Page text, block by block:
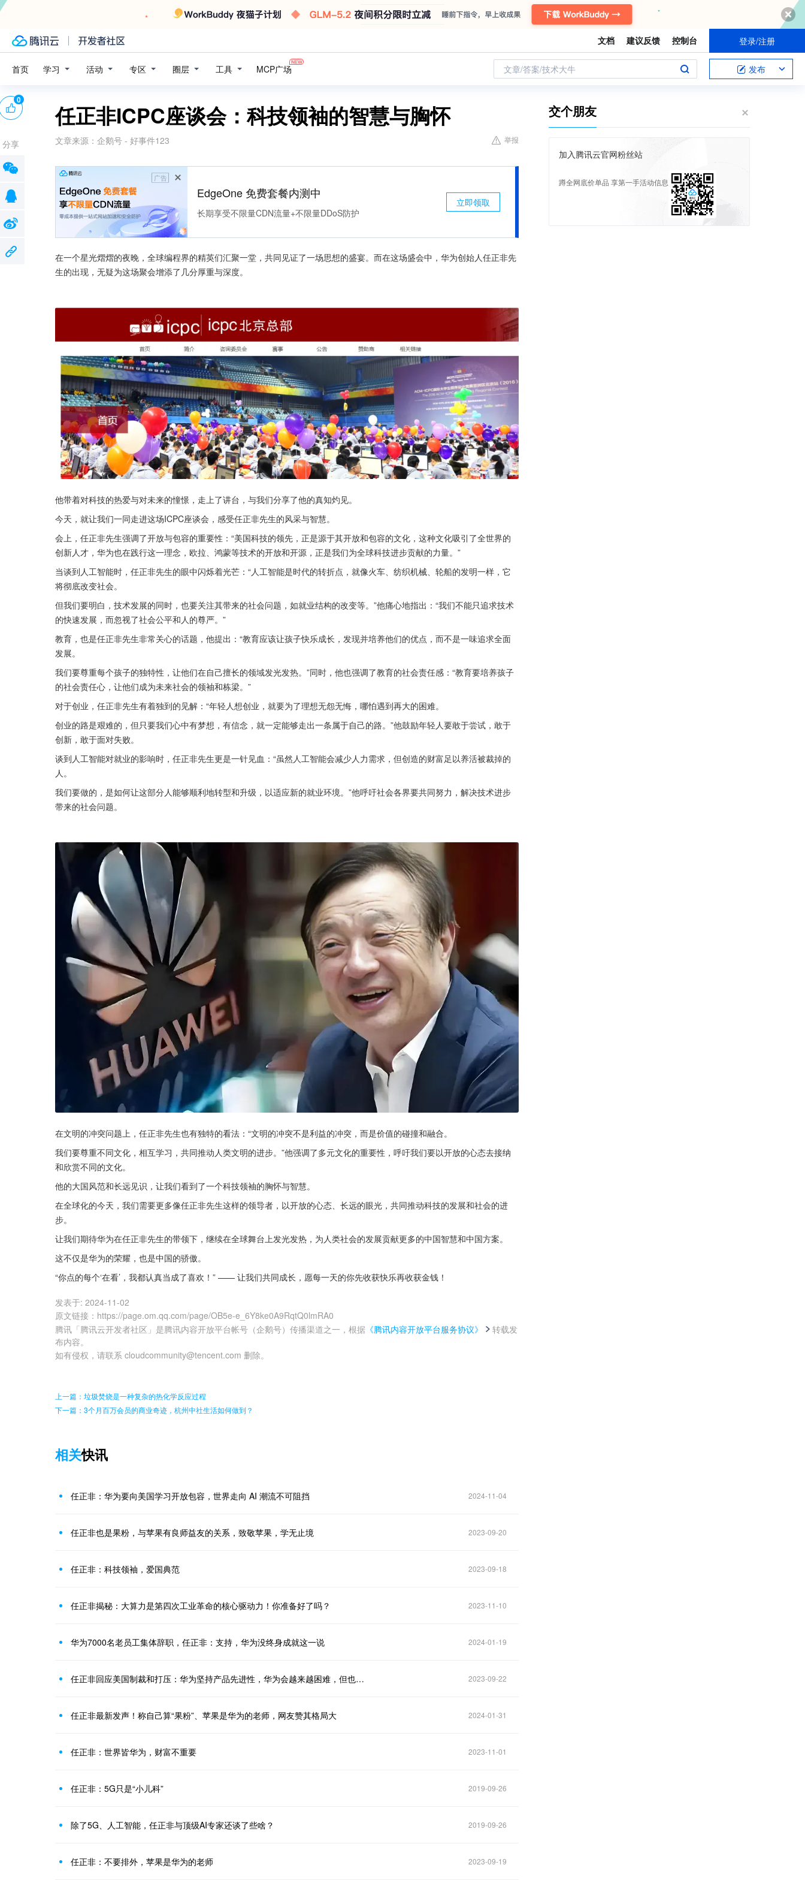
文档 建议反馈 控制台 登录/注册
首页 学习 活动 专区 圈层 工具 MCP广场 文章/答案/技术大牛 发布
任正非ICPC座谈会：科技领袖的智慧与胸怀
文章来源： 企鹅号 - 好事件123 举报
广告
EdgeOne 免费套餐内测中
长期享受不限量CDN流量+不限量DDoS防护
立即领取
在一个星光熠熠的夜晚，全球编程界的精英们汇聚一堂，共同见证了一场思想的盛宴。而在这场盛会中，华为创始人任正非先
生的出现，无疑为这场聚会增添了几分厚重与深度。
他带着对科技的热爱与对未来的憧憬，走上了讲台，与我们分享了他的真知灼见。
今天，就让我们一同走进这场ICPC座谈会，感受任正非先生的风采与智慧。
会上，任正非先生强调了开放与包容的重要性：“美国科技的领先，正是源于其开放和包容的文化，这种文化吸引了全世界的
创新人才，华为也在践行这一理念，欧拉、鸿蒙等技术的开放和开源，正是我们为全球科技进步贡献的力量。”
当谈到人工智能时，任正非先生的眼中闪烁着光芒：“人工智能是时代的转折点，就像火车、纺织机械、轮船的发明一样，它
将彻底改变社会。
但我们要明白，技术发展的同时，也要关注其带来的社会问题，如就业结构的改变等。”他痛心地指出：“我们不能只追求技术
的快速发展，而忽视了社会公平和人的尊严。”
教育，也是任正非先生非常关心的话题，他提出：“教育应该让孩子快乐成长，发现并培养他们的优点，而不是一味追求全面
发展。
我们要尊重每个孩子的独特性，让他们在自己擅长的领域发光发热。”同时，他也强调了教育的社会责任感：“教育要培养孩子
的社会责任心，让他们成为未来社会的领袖和栋梁。”
对于创业，任正非先生有着独到的见解：“年轻人想创业，就要为了理想无怨无悔，哪怕遇到再大的困难。
创业的路是艰难的，但只要我们心中有梦想，有信念，就一定能够走出一条属于自己的路。”他鼓励年轻人要敢于尝试，敢于
创新，敢于面对失败。
谈到人工智能对就业的影响时，任正非先生更是一针见血：“虽然人工智能会减少人力需求，但创造的财富足以养活被裁掉的
人。
我们要做的，是如何让这部分人能够顺利地转型和升级，以适应新的就业环境。”他呼吁社会各界要共同努力，解决技术进步
带来的社会问题。
在文明的冲突问题上，任正非先生也有独特的看法：“文明的冲突不是利益的冲突，而是价值的碰撞和融合。
我们要尊重不同文化，相互学习，共同推动人类文明的进步。”他强调了多元文化的重要性，呼吁我们要以开放的心态去接纳
和欣赏不同的文化。
他的大国风范和长远见识，让我们看到了一个科技领袖的胸怀与智慧。
在全球化的今天，我们需要更多像任正非先生这样的领导者，以开放的心态、长远的眼光，共同推动科技的发展和社会的进
步。
让我们期待华为在任正非先生的带领下，继续在全球舞台上发光发热，为人类社会的发展贡献更多的中国智慧和中国方案。
这不仅是华为的荣耀，也是中国的骄傲。
“你点的每个‘在看’，我都认真当成了喜欢！” —— 让我们共同成长，愿每一天的你先收获快乐再收获金钱！
发表于: 2024-11-02
原文链接 ： https://page.om.qq.com/page/OB5e-e_6Y8ke0A9RqtQ0lmRA0
腾讯「腾讯云开发者社区」是腾讯内容开放平台帐号（企鹅号）传播渠道之一，根据 《腾讯内容开放平台服务协议》
转载发
布内容。
如有侵权，请联系 cloudcommunity@tencent.com 删除。
0
分享
上一篇：垃圾焚烧是一种复杂的热化学反应过程
下一篇：3个月百万会员的商业奇迹，杭州中社生活如何做到？
相关快讯
任正非：华为要向美国学习开放包容，世界走向 AI 潮流不可阻挡 2024-11-04
任正非也是果粉，与苹果有良师益友的关系，致敬苹果，学无止境 2023-09-20
任正非：科技领袖，爱国典范 2023-09-18
任正非揭秘：大算力是第四次工业革命的核心驱动力！你准备好了吗？ 2023-11-10
华为7000名老员工集体辞职，任正非：支持，华为没终身成就这一说 2024-01-19
任正非回应美国制裁和打压：华为坚持产品先进性，华为会越来越困难，但也会越来越兴盛 2023-09-22
任正非最新发声！称自己算“果粉”、苹果是华为的老师，网友赞其格局大 2024-01-31
任正非：世界皆华为，财富不重要 2023-11-01
任正非：5G只是“小儿科” 2019-09-26
除了5G、人工智能，任正非与顶级AI专家还谈了些啥？ 2019-09-26
任正非：不要排外，苹果是华为的老师 2023-09-19
交个朋友
加入腾讯云官网粉丝站
蹲全网底价单品 享第一手活动信息